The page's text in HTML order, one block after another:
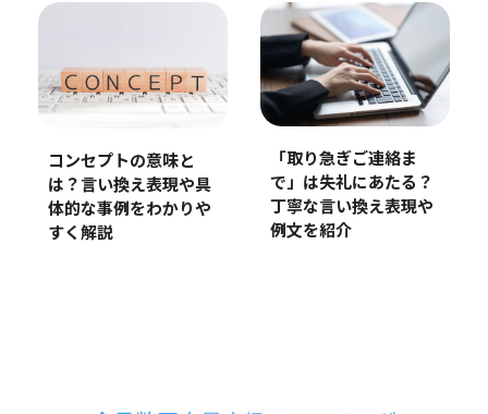
コンセプトの意味と
は？言い換え表現や具
体的な事例をわかりや
すく解説
「取り急ぎご連絡ま
で」は失礼にあたる？
丁寧な言い換え表現や
例文を紹介